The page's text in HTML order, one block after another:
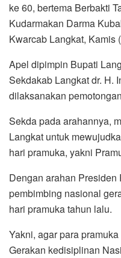
ke 60, bertema Berbakti
Kudarmakan Darma
Kwarcab Langkat, Kamis
Apel dipimpin Bupati
Sekdakab Langkat dr. H.
dilaksanakan
Sekda pada arahannya,
Langkat untuk
hari pramuka, yakni
Dengan arahan
pembimbing nasional
hari pramuka tahun lalu.
Yakni, agar para
Gerakan kedisiplinan